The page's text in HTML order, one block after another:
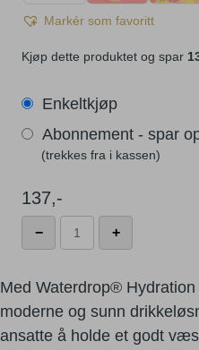
Markér som favoritt
Kjøp dette produktet og spar
Enkeltkjøp
Abonnement - spar
137,-
antall
− +
Med Waterdrop®
moderne og sunn
ansatte å holde et godt